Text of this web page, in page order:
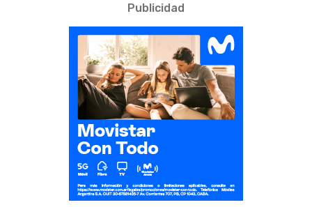
Publicidad